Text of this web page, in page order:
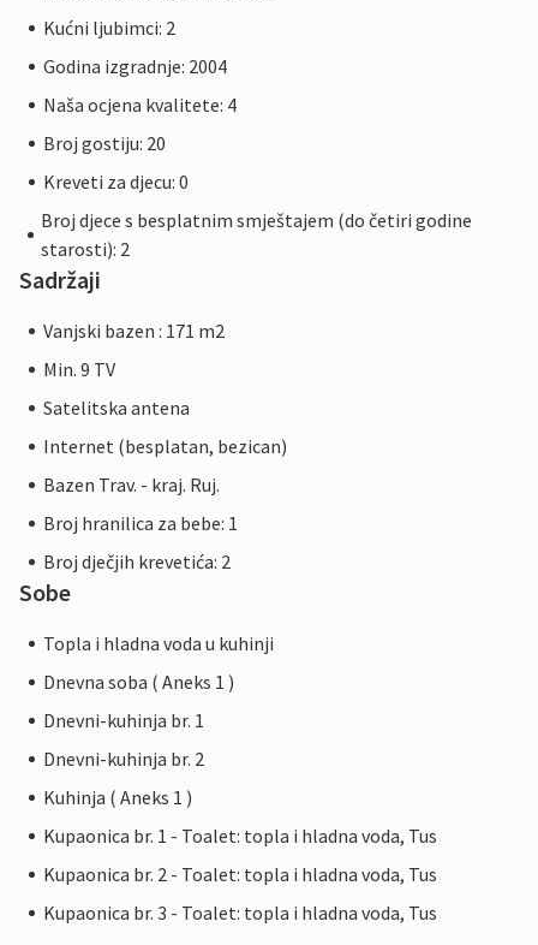
Kućni ljubimci: 2
Godina izgradnje: 2004
Naša ocjena kvalitete: 4
Broj gostiju: 20
Kreveti za djecu: 0
Broj djece s besplatnim smještajem (do četiri godine
starosti): 2
Sadržaji
Vanjski bazen : 171 m2
Min. 9 TV
Satelitska antena
Internet (besplatan, bezican)
Bazen Trav. - kraj. Ruj.
Broj hranilica za bebe: 1
Broj dječjih krevetića: 2
Sobe
Topla i hladna voda u kuhinji
Dnevna soba ( Aneks 1 )
Dnevni-kuhinja br. 1
Dnevni-kuhinja br. 2
Kuhinja ( Aneks 1 )
Kupaonica br. 1 - Toalet: topla i hladna voda, Tus
Kupaonica br. 2 - Toalet: topla i hladna voda, Tus
Kupaonica br. 3 - Toalet: topla i hladna voda, Tus